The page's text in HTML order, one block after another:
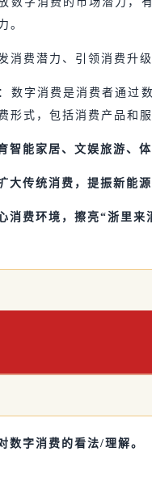
。
消费潜力、引领消费升
：数字消费是消费者通过
形式，包括消费产品和
智能家居、文娱旅游、
大传统消费，提振新能
消费环境，擦亮“浙里来
数字消费的看法/理解。